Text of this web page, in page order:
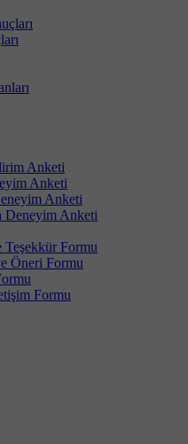
Anketi
Anketi
Anketi
Deneyim Anketi
Formu
Öneri Formu
Formu